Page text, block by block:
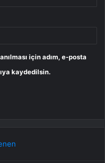
için adım, e-posta
kaydedilsin.